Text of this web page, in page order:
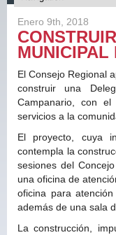
Enero 9th, 2018
MUNICIPAL
El Consejo Regional
construir una
Campanario, con
servicios a la
El proyecto, cuya
contempla la
sesiones del
una oficina de
oficina para
además de una sala
La construcción,